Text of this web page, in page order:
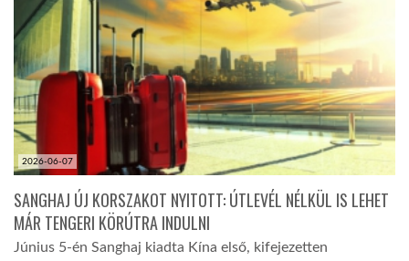
KÖZEL-KELET
AUSZTRÁLIA
A VILÁG ITTHON
2026-06-07
SANGHAJ ÚJ KORSZAKOT NYITOTT: ÚTLEVÉL NÉLKÜL IS LEHET
MÁR TENGERI KÖRÚTRA INDULNI
Június 5-én Sanghaj kiadta Kína első, kifejezetten